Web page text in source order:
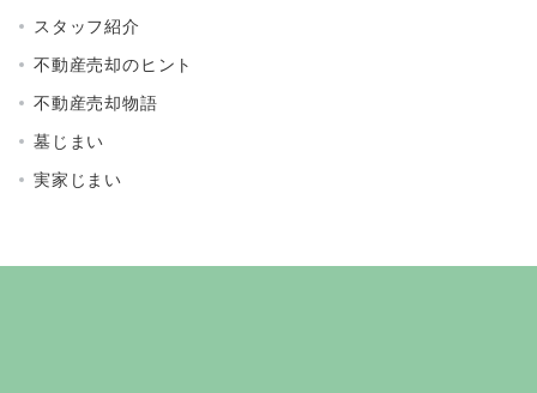
スタッフ紹介
不動産売却のヒント
不動産売却物語
墓じまい
実家じまい